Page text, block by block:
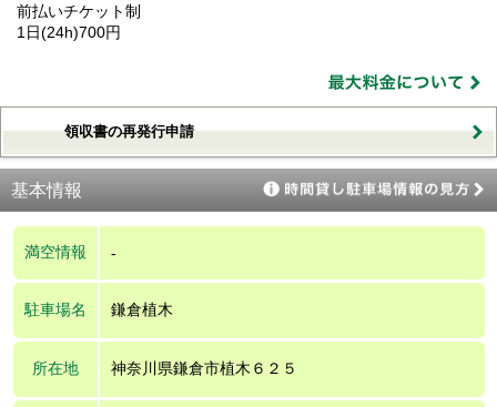
前払いチケット制
1日(24h)700円
領収書の再発行申請
基本情報
満空情報 -
駐車場名 鎌倉植木
所在地 神奈川県鎌倉市植木６２５